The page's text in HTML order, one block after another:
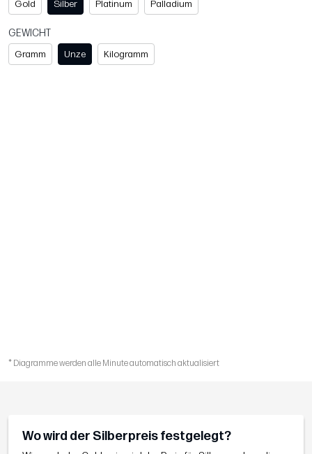
Gold
Silber Platinum Palladium
GEWICHT
Gramm
Unze Kilogramm
* Diagramme werden alle Minute automatisch aktualisiert
Wo wird der Silberpreis festgelegt?